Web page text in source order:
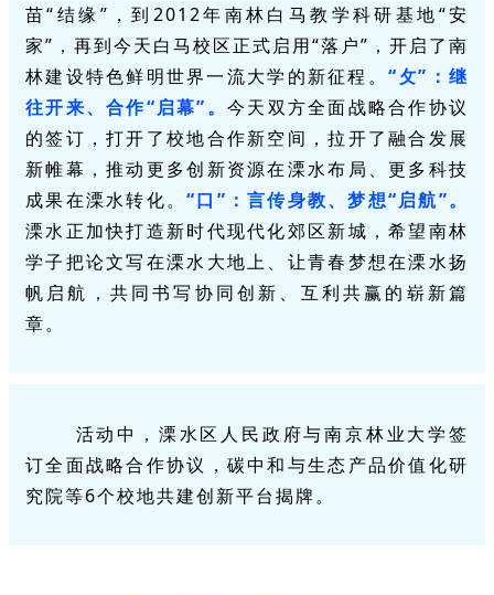
苗“结缘”，到2012年南林白马教学科研基地“安
家”，再到今天白马校区正式启用“落户”，开启了南
林建设特色鲜明世界一流大学的新征程。 “攵”：继
往开来、合作“启幕”。 今天双方全面战略合作协议
的签订，打开了校地合作新空间，拉开了融合发展
新帷幕，推动更多创新资源在溧水布局、更多科技
成果在溧水转化。“口”：言传身教、梦想“启航”。
溧水正加快打造新时代现代化郊区新城，希望南林
学子把论文写在溧水大地上、让青春梦想在溧水扬
帆启航，共同书写协同创新、互利共赢的崭新篇
章。
活动中，溧水区人民政府与南京林业大学签
订全面战略合作协议，碳中和与生态产品价值化研
究院等6个校地共建创新平台揭牌。